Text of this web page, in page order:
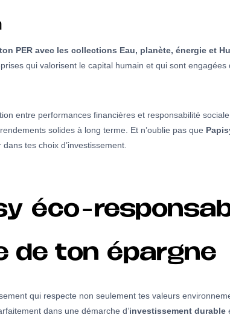
PER avec les collections Eau, planète, énergie et
qui valorisent le capital humain et qui sont
entre performances financières et responsabilité
solides à long terme. Et n’oublie pas que
dans tes choix d’investissement.
éco-
de ton épargne
qui respecte non seulement tes valeurs
dans une démarche d’investissement durable